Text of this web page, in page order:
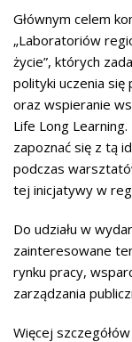
Głównym celem
„Laboratoriów
życie”, których
polityki uczenia się
oraz wspieranie
Life Long
zapoznać się z tą
podczas
tej inicjatywy w
Do udziału w
zainteresowane
rynku pracy,
zarządzania
Więcej szczegółów